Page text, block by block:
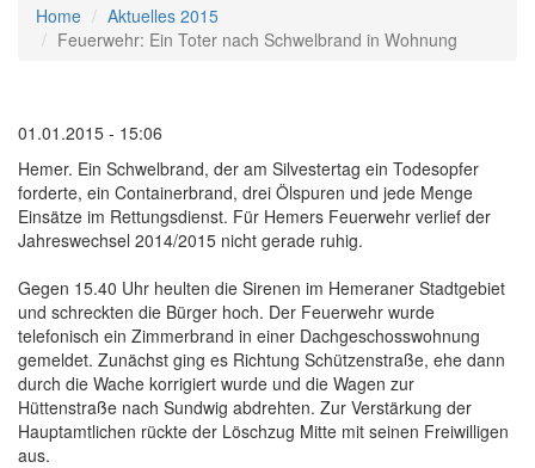
Home
Aktuelles 2015
Feuerwehr: Ein Toter nach Schwelbrand in Wohnung
01.01.2015 - 15:06
Hemer. Ein Schwelbrand, der am Silvestertag ein Todesopfer
forderte, ein Containerbrand, drei Ölspuren und jede Menge
Einsätze im Rettungsdienst. Für Hemers Feuerwehr verlief der
Jahreswechsel 2014/2015 nicht gerade ruhig.
Gegen 15.40 Uhr heulten die Sirenen im Hemeraner Stadtgebiet
und schreckten die Bürger hoch. Der Feuerwehr wurde
telefonisch ein Zimmerbrand in einer Dachgeschosswohnung
gemeldet. Zunächst ging es Richtung Schützenstraße, ehe dann
durch die Wache korrigiert wurde und die Wagen zur
Hüttenstraße nach Sundwig abdrehten. Zur Verstärkung der
Hauptamtlichen rückte der Löschzug Mitte mit seinen Freiwilligen
aus.